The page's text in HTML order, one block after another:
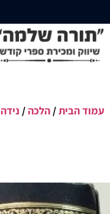
עמוד הבית/ הלכה/ נידה